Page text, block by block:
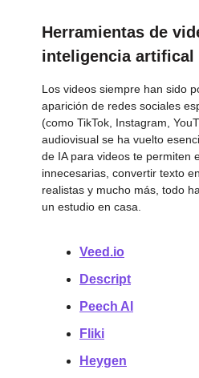
Herramientas de
inteligencia artifical
Los videos siempre han sido
aparición de redes sociales
(como TikTok, Instagram,
audiovisual se ha vuelto
de IA para videos te permiten
innecesarias, convertir texto
realistas y mucho más, todo
un estudio en casa.
Veed.io
Descript
Peech AI
Fliki
Heygen